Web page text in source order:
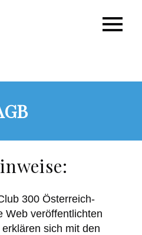
300 Österreich-
Web veröffentlichten
sich mit den